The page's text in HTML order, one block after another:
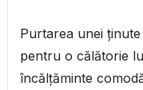
Purtarea unei
pentru o călătorie
încălțăminte